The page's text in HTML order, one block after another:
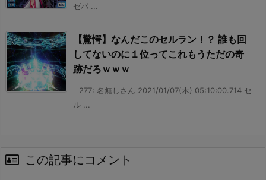
ゼパ ...
【驚愕】なんだこのセルラン！？ 誰も回
してないのに１位ってこれもうただの奇
跡だろｗｗｗ
277: 名無しさん 2021/01/07(木) 05:10:00.714 セ
ル ...
この記事にコメント